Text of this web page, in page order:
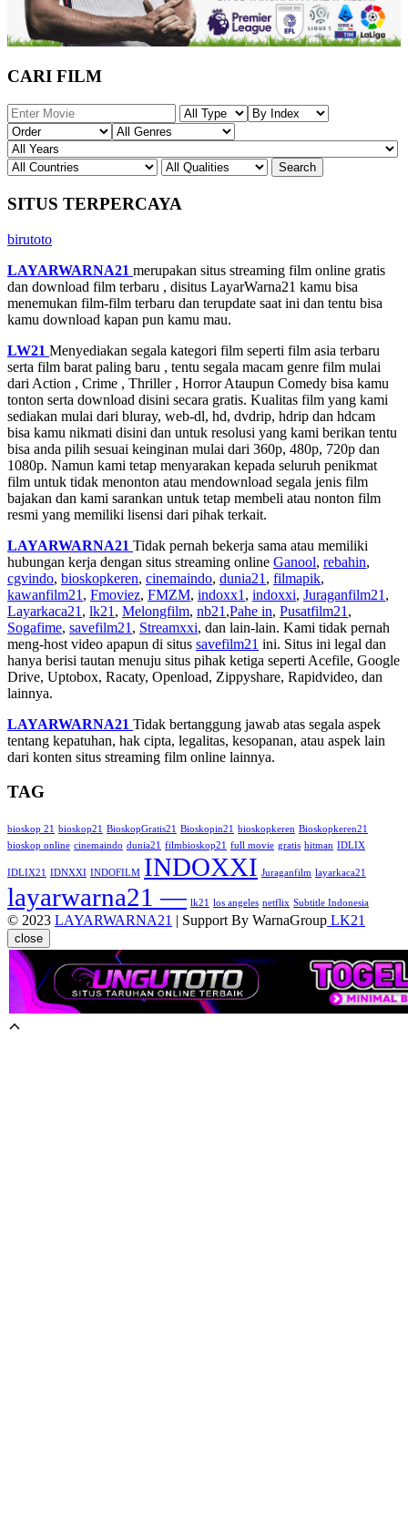
CARI FILM
SITUS TERPERCAYA
birutoto
LAYARWARNA21 merupakan situs streaming film online gratis
dan download film terbaru , disitus LayarWarna21 kamu bisa
menemukan film-film terbaru dan terupdate saat ini dan tentu bisa
kamu download kapan pun kamu mau.
LW21 Menyediakan segala kategori film seperti film asia terbaru
serta film barat paling baru , tentu segala macam genre film mulai
dari Action , Crime , Thriller , Horror Ataupun Comedy bisa kamu
tonton serta download disini secara gratis. Kualitas film yang kami
sediakan mulai dari bluray, web-dl, hd, dvdrip, hdrip dan hdcam
bisa kamu nikmati disini dan untuk resolusi yang kami berikan tentu
bisa anda pilih sesuai keinginan mulai dari 360p, 480p, 720p dan
1080p. Namun kami tetap menyarakan kepada seluruh penikmat
film untuk tidak menonton atau mendownload segala jenis film
bajakan dan kami sarankan untuk tetap membeli atau nonton film
resmi yang memiliki lisensi dari pihak terkait.
LAYARWARNA21 Tidak pernah bekerja sama atau memiliki
hubungan kerja dengan situs streaming online Ganool, rebahin,
cgvindo, bioskopkeren, cinemaindo, dunia21 , filmapik,
kawanfilm21 , Fmoviez, FMZM, indoxx1 , indoxxi, Juraganfilm21 ,
Layarkaca21 , lk21 , Melongfilm, nb21 ,Pahe in, Pusatfilm21 ,
Sogafime, savefilm21 , Streamxxi, dan lain-lain. Kami tidak pernah
meng-host video apapun di situs savefilm21 ini. Situs ini legal dan
hanya berisi tautan menuju situs pihak ketiga seperti Acefile, Google
Drive, Uptobox, Racaty, Openload, Zippyshare, Rapidvideo, dan
lainnya.
LAYARWARNA21 Tidak bertanggung jawab atas segala aspek
tentang kepatuhan, hak cipta, legalitas, kesopanan, atau aspek lain
dari konten situs streaming film online lainnya.
TAG
bioskop 21 bioskop21 BioskopGratis21 Bioskopin21 bioskopkeren Bioskopkeren21
bioskop online cinemaindo dunia21 filmbioskop21 full movie gratis hitman IDLIX
IDLIX21 IDNXXI INDOFILM INDOXXI Juraganfilm layarkaca21
layarwarna21 — lk21 los angeles netflix Subtitle Indonesia
© 2023 LAYARWARNA21 | Support By WarnaGroup LK21
close